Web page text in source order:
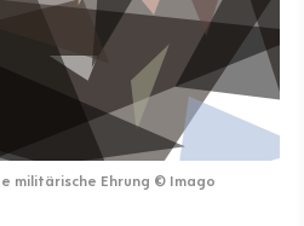
militärische Ehrung © Imago